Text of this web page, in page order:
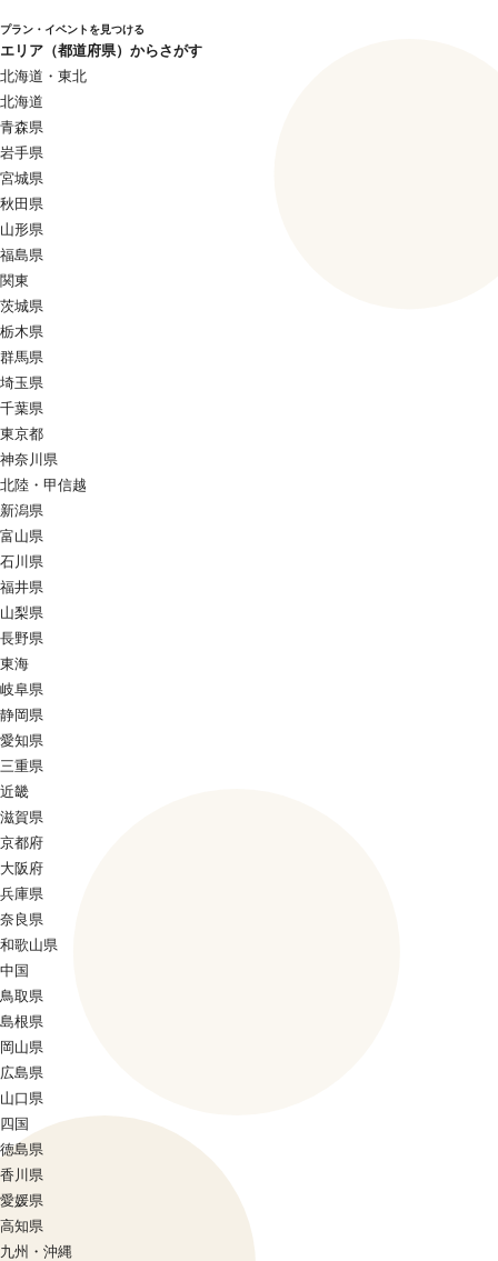
プラン・イベントを見つける
エリア（都道府県）からさがす
北海道・東北
北海道
青森県
岩手県
宮城県
秋田県
山形県
福島県
関東
茨城県
栃木県
群馬県
埼玉県
千葉県
東京都
神奈川県
北陸・甲信越
新潟県
富山県
石川県
福井県
山梨県
長野県
東海
岐阜県
静岡県
愛知県
三重県
近畿
滋賀県
京都府
大阪府
兵庫県
奈良県
和歌山県
中国
鳥取県
島根県
岡山県
広島県
山口県
四国
徳島県
香川県
愛媛県
高知県
九州・沖縄